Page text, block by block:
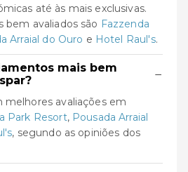
até às mais exclusivas.
bem avaliados são Fazzenda
Arraial do Ouro e Hotel Raul's.
mais bem
−
melhores avaliações em
Park Resort, Pousada Arraial
, segundo as opiniões dos